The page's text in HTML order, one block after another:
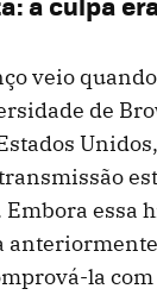
veio
de
Embora essa
la